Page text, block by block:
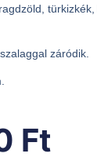
záródik.
Ft